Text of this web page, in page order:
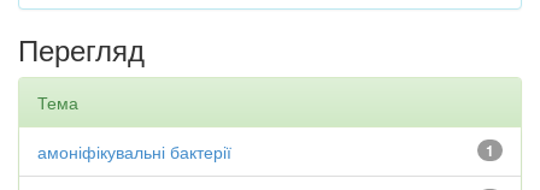
Перегляд
Тема
1
амоніфікувальні бактерії